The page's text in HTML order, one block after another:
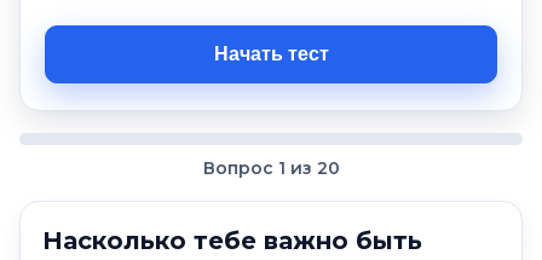
Начать тест
Вопрос 1 из 20
Насколько тебе важно быть